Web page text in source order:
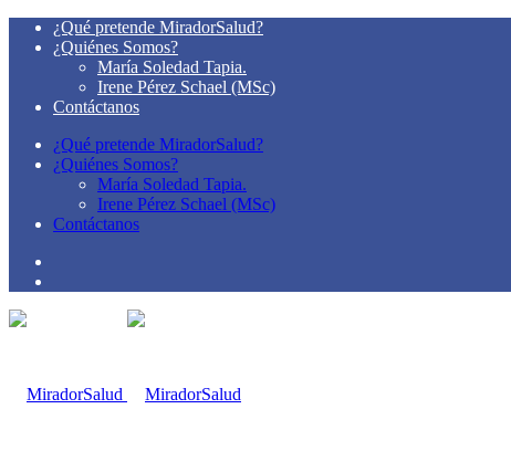
¿Qué pretende MiradorSalud?
¿Quiénes Somos?
María Soledad Tapia.
Irene Pérez Schael (MSc)
Contáctanos
¿Qué pretende MiradorSalud?
¿Quiénes Somos?
María Soledad Tapia.
Irene Pérez Schael (MSc)
Contáctanos